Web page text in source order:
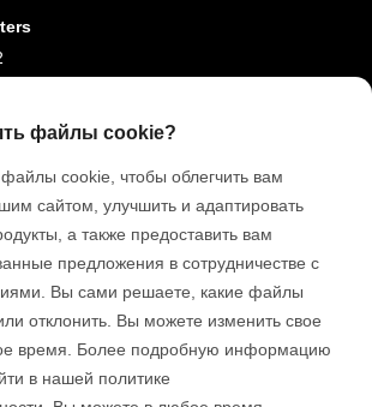
AG
файлы cookie?
cookie, чтобы облегчить вам
сайтом, улучшить и адаптировать
а также предоставить вам
предложения в сотрудничестве с
Вы сами решаете, какие файлы
отклонить. Вы можете изменить свое
время. Более подробную информацию
в нашей политике